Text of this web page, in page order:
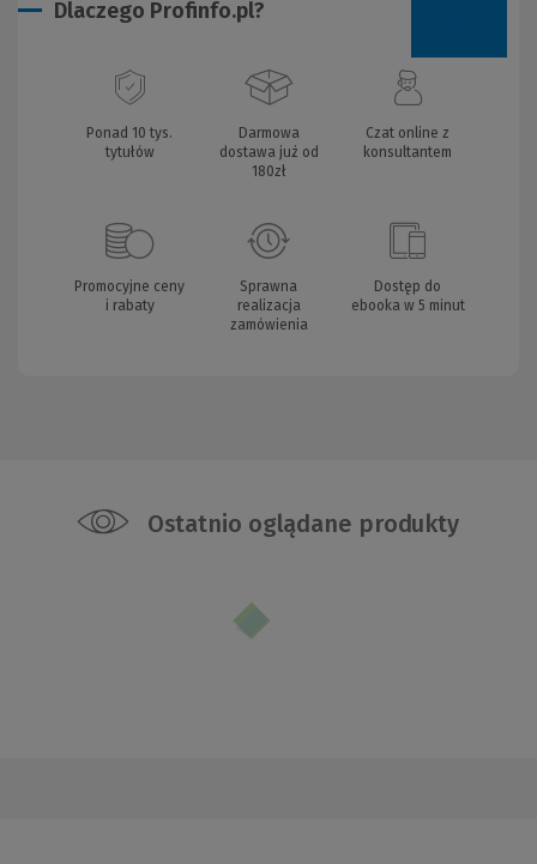
Dlaczego Profinfo.pl?
Ponad 10 tys.
tytułów
Darmowa
dostawa już od
180zł
Czat online z
konsultantem
Promocyjne ceny
i rabaty
Sprawna
realizacja
zamówienia
Dostęp do
ebooka w 5 minut
Ostatnio oglądane produkty